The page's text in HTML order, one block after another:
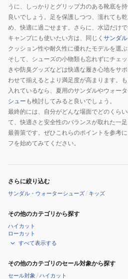
37303891
うに、しっかりとグリップ力のある靴底を
良いでしょう。足を保護しつつ、濡れても
め、快適に過ごせます。さらに、水辺だけ
キャンプにも使いたい方は、同じく サンダ
クッション性や耐久性に優れたモデルを選ぶ
そして、シューズの小物類も忘れずにチェ
きや防臭グッズなどは快適な履き心地をサ
わせて揃えるとより満足度が高まります。
入れているなら、夏用のサンダルやウォー
シュー も検討してみると良いでしょう。
最終的には、自分がどんな場面でどのくら
て、快適さと安全性のバランスが取れた一
最善策です。ぜひこれらのポイントを参考
フを始めてみてください。
さらに絞り込む
サンダル・ウォーターシューズ/ キッズ
その他のカテゴリから探す
ハイカット
ローカット
すべて表示する
その他のカテゴリのセール対象から探す
セール対象 /ハイカット